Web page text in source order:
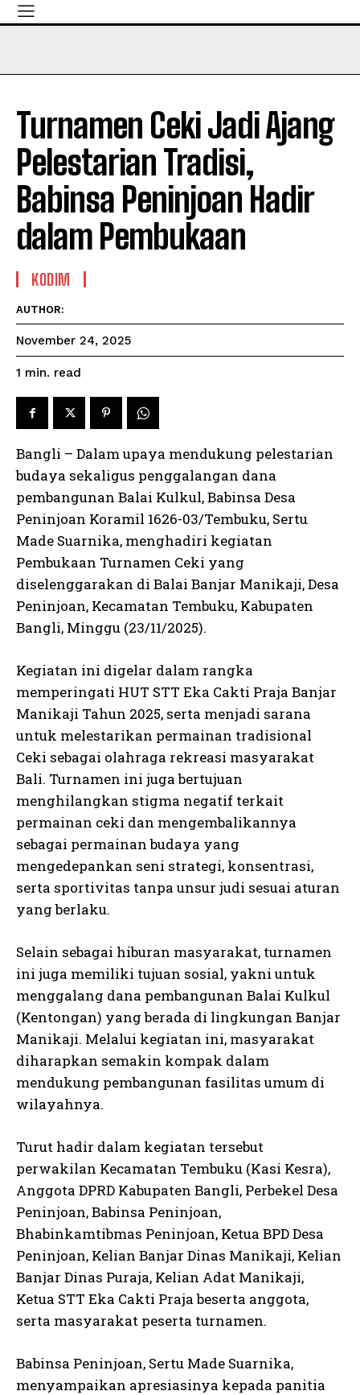
Turnamen Ceki Jadi Ajang
Pelestarian Tradisi,
Babinsa Peninjoan Hadir
dalam Pembukaan
KODIM
AUTHOR:
November 24, 2025
1 min. read
Bangli – Dalam upaya mendukung pelestarian
budaya sekaligus penggalangan dana
pembangunan Balai Kulkul, Babinsa Desa
Peninjoan Koramil 1626-03/Tembuku, Sertu
Made Suarnika, menghadiri kegiatan
Pembukaan Turnamen Ceki yang
diselenggarakan di Balai Banjar Manikaji, Desa
Peninjoan, Kecamatan Tembuku, Kabupaten
Bangli, Minggu (23/11/2025).
Kegiatan ini digelar dalam rangka
memperingati HUT STT Eka Cakti Praja Banjar
Manikaji Tahun 2025, serta menjadi sarana
untuk melestarikan permainan tradisional
Ceki sebagai olahraga rekreasi masyarakat
Bali. Turnamen ini juga bertujuan
menghilangkan stigma negatif terkait
permainan ceki dan mengembalikannya
sebagai permainan budaya yang
mengedepankan seni strategi, konsentrasi,
serta sportivitas tanpa unsur judi sesuai aturan
yang berlaku.
Selain sebagai hiburan masyarakat, turnamen
ini juga memiliki tujuan sosial, yakni untuk
menggalang dana pembangunan Balai Kulkul
(Kentongan) yang berada di lingkungan Banjar
Manikaji. Melalui kegiatan ini, masyarakat
diharapkan semakin kompak dalam
mendukung pembangunan fasilitas umum di
wilayahnya.
Turut hadir dalam kegiatan tersebut
perwakilan Kecamatan Tembuku (Kasi Kesra),
Anggota DPRD Kabupaten Bangli, Perbekel Desa
Peninjoan, Babinsa Peninjoan,
Bhabinkamtibmas Peninjoan, Ketua BPD Desa
Peninjoan, Kelian Banjar Dinas Manikaji, Kelian
Banjar Dinas Puraja, Kelian Adat Manikaji,
Ketua STT Eka Cakti Praja beserta anggota,
serta masyarakat peserta turnamen.
Babinsa Peninjoan, Sertu Made Suarnika,
menyampaikan apresiasinya kepada panitia